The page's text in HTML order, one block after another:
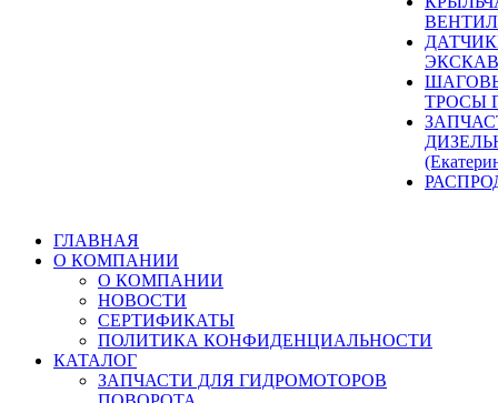
ТРОСЫ
ГЛАВНАЯ
О КОМПАНИИ
О КОМПАНИИ
НОВОСТИ
СЕРТИФИКАТЫ
ПОЛИТИКА КОНФИДЕНЦИАЛЬНОСТИ
КАТАЛОГ
ЗАПЧАСТИ ДЛЯ ГИДРОМОТОРОВ